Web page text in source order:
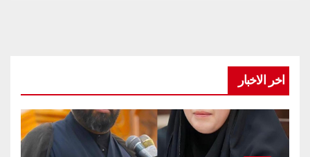
اخر الاخبار